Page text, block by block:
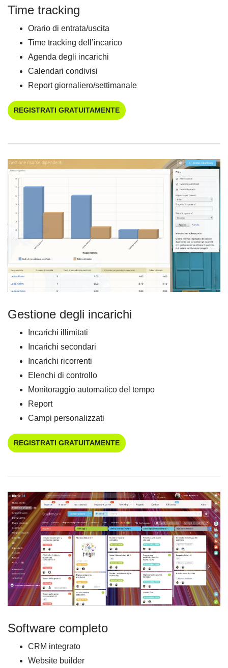
Time tracking
Orario di entrata/uscita
Time tracking dell’incarico
Agenda degli incarichi
Calendari condivisi
Report giornaliero/settimanale
REGISTRATI GRATUITAMENTE
Gestione degli incarichi
Incarichi illimitati
Incarichi secondari
Incarichi ricorrenti
Elenchi di controllo
Monitoraggio automatico del tempo
Report
Campi personalizzati
REGISTRATI GRATUITAMENTE
Software completo
CRM integrato
Website builder